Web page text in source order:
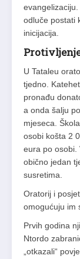
odluče postati
inicijacija.
U Tataleu
tjedno.
pronađu
a onda šalju
mjeseca.
osobi košta 2
eura po osobi.
obično jedan
susretima.
Oratorij i
omogućuju im
Prvih godina
Ntordo
„otkazali“